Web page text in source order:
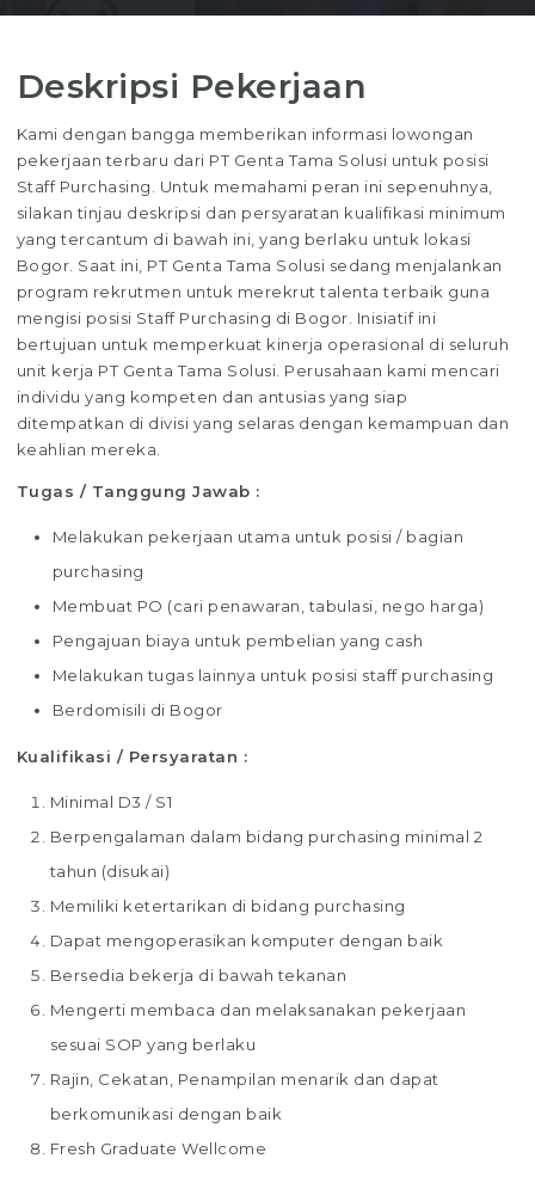
Deskripsi Pekerjaan
Kami dengan bangga memberikan informasi lowongan
pekerjaan terbaru dari PT Genta Tama Solusi untuk posisi
Staff Purchasing. Untuk memahami peran ini sepenuhnya,
silakan tinjau deskripsi dan persyaratan kualifikasi minimum
yang tercantum di bawah ini, yang berlaku untuk lokasi
Bogor. Saat ini, PT Genta Tama Solusi sedang menjalankan
program rekrutmen untuk merekrut talenta terbaik guna
mengisi posisi Staff Purchasing di Bogor. Inisiatif ini
bertujuan untuk memperkuat kinerja operasional di seluruh
unit kerja PT Genta Tama Solusi. Perusahaan kami mencari
individu yang kompeten dan antusias yang siap
ditempatkan di divisi yang selaras dengan kemampuan dan
keahlian mereka.
Tugas / Tanggung Jawab :
Melakukan pekerjaan utama untuk posisi / bagian
purchasing
Membuat PO (cari penawaran, tabulasi, nego harga)
Pengajuan biaya untuk pembelian yang cash
Melakukan tugas lainnya untuk posisi staff purchasing
Berdomisili di Bogor
Kualifikasi / Persyaratan :
Minimal D3 / S1
Berpengalaman dalam bidang purchasing minimal 2
tahun (disukai)
Memiliki ketertarikan di bidang purchasing
Dapat mengoperasikan komputer dengan baik
Bersedia bekerja di bawah tekanan
Mengerti membaca dan melaksanakan pekerjaan
sesuai SOP yang berlaku
Rajin, Cekatan, Penampilan menarik dan dapat
berkomunikasi dengan baik
Fresh Graduate Wellcome